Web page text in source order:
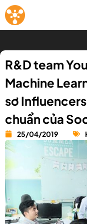
R&D team
Machine
sơ
chuẩn của
25/04/2019